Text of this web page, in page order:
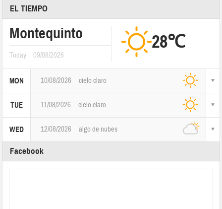
EL TIEMPO
Montequinto
Today 09/08/2026
28℃
MON 10/08/2026 cielo claro
TUE 11/08/2026 cielo claro
WED 12/08/2026 algo de nubes
Facebook